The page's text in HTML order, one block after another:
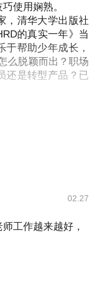
题更具体化。毕
题。请把你的问题
备，提升见面效
使用娴熟。
，清华大学出版社
的真实一年》当
于帮助少年成长，
么脱颖而出？职场
还是转型产品？已
02.27
工作越来越好，